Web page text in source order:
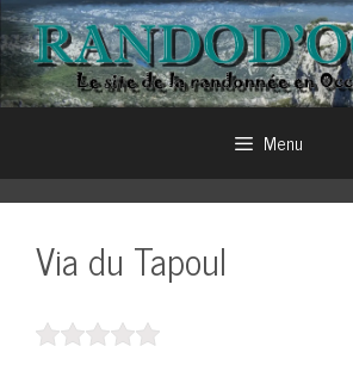
Aller
au
contenu
Menu
Via du Tapoul